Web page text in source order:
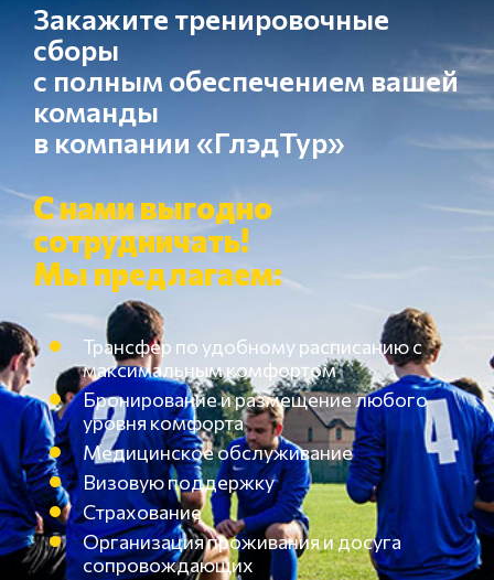
Закажите тренировочные
сборы
с полным обеспечением вашей
команды
в компании «ГлэдТур»
С нами выгодно
сотрудничать!
Мы предлагаем:
Трансфер по удобному расписанию с
максимальным комфортом
Бронирование и размещение любого
уровня комфорта
Медицинское обслуживание
Визовую поддержку
Страхование
Организация проживания и досуга
сопровождающих